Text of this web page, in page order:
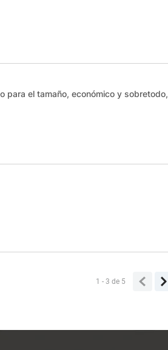
para el tamaño, económico y sobretodo,
1 - 3de 5